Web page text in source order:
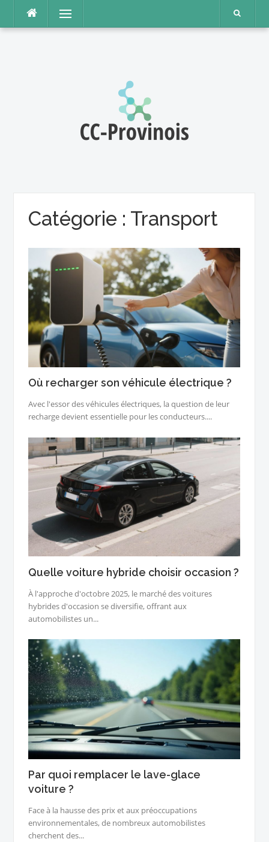
contenu
Menu
Catégorie : Transport
Où recharger son véhicule électrique ?
Avec l'essor des véhicules électriques, la question de leur
recharge devient essentielle pour les conducteurs....
Quelle voiture hybride choisir occasion ?
À l'approche d'octobre 2025, le marché des voitures
hybrides d'occasion se diversifie, offrant aux
automobilistes un...
Par quoi remplacer le lave-glace
voiture ?
Face à la hausse des prix et aux préoccupations
environnementales, de nombreux automobilistes
cherchent des...